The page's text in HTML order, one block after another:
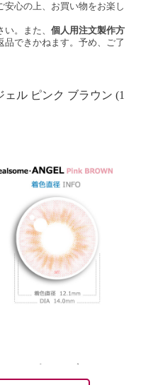
心の上、お買い物をお楽し
。また、 個人用注文製作方
できかねます。予め、ご了